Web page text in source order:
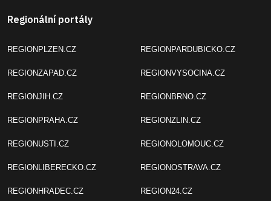
Regionální portály
REGIONPLZEN.CZ
REGIONZAPAD.CZ
REGIONJIH.CZ
REGIONPRAHA.CZ
REGIONUSTI.CZ
REGIONLIBERECKO.CZ
REGIONHRADEC.CZ
REGIONPARDUBICKO.CZ
REGIONVYSOCINA.CZ
REGIONBRNO.CZ
REGIONZLIN.CZ
REGIONOLOMOUC.CZ
REGIONOSTRAVA.CZ
REGION24.CZ